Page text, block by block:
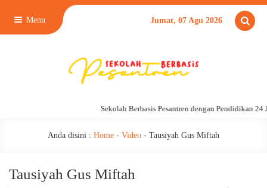
Menu Jumat, 07 Agu 2026
Sekolah Berbasis Pesantren dengan Pendidikan 24
Anda disini : Home - Video - Tausiyah Gus Miftah
Tausiyah Gus Miftah